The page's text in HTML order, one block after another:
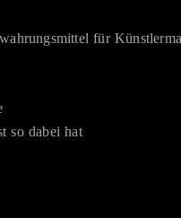
für
so dabei hat